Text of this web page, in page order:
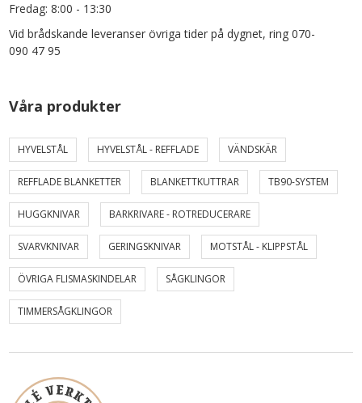
Fredag: 8:00 - 13:30
Vid brådskande leveranser övriga tider på dygnet, ring 070-
090 47 95
Våra produkter
HYVELSTÅL HYVELSTÅL - REFFLADE VÄNDSKÄR
REFFLADE BLANKETTER BLANKETTKUTTRAR TB90-SYSTEM
HUGGKNIVAR BARKRIVARE - ROTREDUCERARE
SVARVKNIVAR GERINGSKNIVAR MOTSTÅL - KLIPPSTÅL
ÖVRIGA FLISMASKINDELAR SÅGKLINGOR
TIMMERSÅGKLINGOR